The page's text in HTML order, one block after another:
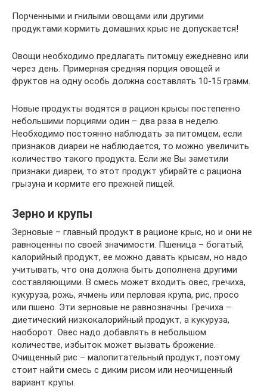
Порченными и гнилыми овощами или другими
продуктами кормить домашних крыс не допускается!
Овощи необходимо предлагать питомцу ежедневно или
через день. Примерная средняя порция овощей и
фруктов на одну особь должна составлять 10-15 грамм.
Новые продукты водятся в рацион крысы постепенно
небольшими порциями один – два раза в неделю.
Необходимо постоянно наблюдать за питомцем, если
признаков диареи не наблюдается, то можно увеличить
количество такого продукта. Если же Вы заметили
признаки диареи, то этот продукт убирайте с рациона
грызуна и кормите его прежней пищей.
Зерно и крупы
Зерновые – главный продукт в рационе крыс, но и они не
равноценны по своей значимости. Пшеница – богатый,
калорийный продукт, ее можно давать крысам, но надо
учитывать, что она должна быть дополнена другими
составляющими. В смесь может входить овес, гречиха,
кукуруза, рожь, ячмень или перловая крупа, рис, просо
или пшено. Эти зерновые не равнозначны. Гречиха –
диетический низкокалорийный продукт, а кукуруза,
наоборот. Овес надо добавлять в небольшом
количестве, избыток может вызвать брожение.
Очищенный рис – малопитательный продукт, поэтому
стоит найти смесь с диким рисом или неочищенный
вариант крупы.